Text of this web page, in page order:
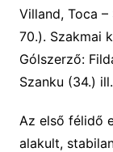
Villand, Toca
70.). Szakmai
Gólszerző:
Szanku (34.)
Az első félidő
alakult,